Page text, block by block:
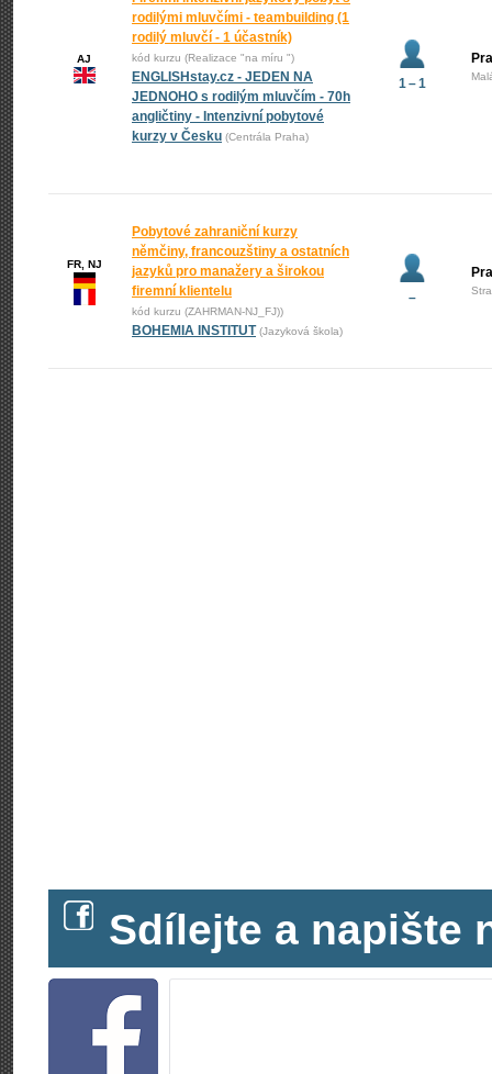
AJ
rodilými mluvčími - teambuilding (1
rodilý mluvčí - 1 účastník)
kód kurzu (Realizace "na míru ")
ENGLISHstay.cz - JEDEN NA
JEDNOHO s rodilým mluvčím - 70h
angličtiny - Intenzivní pobytové
kurzy v Česku (Centrála Praha)
1 – 1
FR, NJ
Pobytové zahraniční kurzy
němčiny, francouzštiny a ostatních
jazyků pro manažery a širokou
firemní klientelu
kód kurzu (ZAHRMAN-NJ_FJ))
BOHEMIA INSTITUT (Jazyková škola)
–
Sdílejte a napište